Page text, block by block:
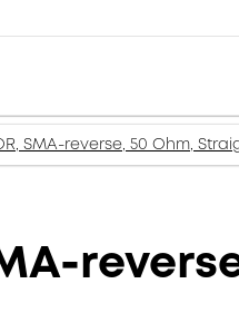
SMA-reverse, 50 Ohm,